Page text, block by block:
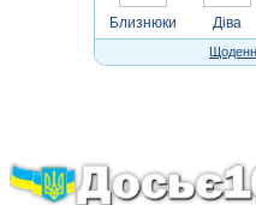
Близнюки Діва